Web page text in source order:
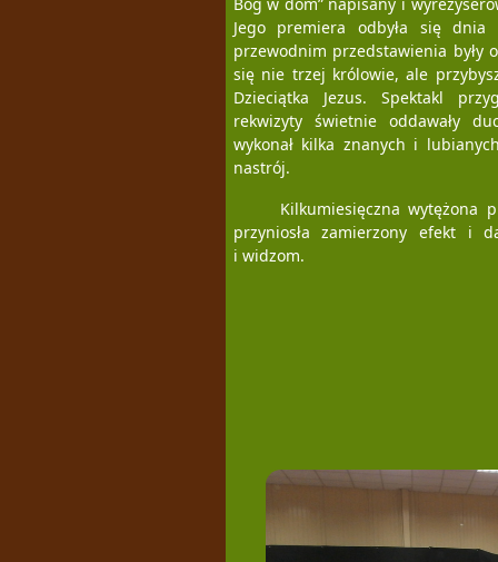
Jego premiera odbyła się
przewodnim przedstawienia były
się nie trzej królowie, ale
Dzieciątka Jezus. Spektakl
rekwizyty świetnie oddawały
wykonał kilka znanych i
nastrój.
Kilkumiesięczna wytężona
przyniosła zamierzony efekt i
i widzom.